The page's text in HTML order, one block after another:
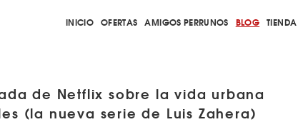
INICIO OFERTAS AMIGOS PERRUNOS BLOG TIENDA
de Netflix sobre la vida urbana
(la nueva serie de Luis Zahera)